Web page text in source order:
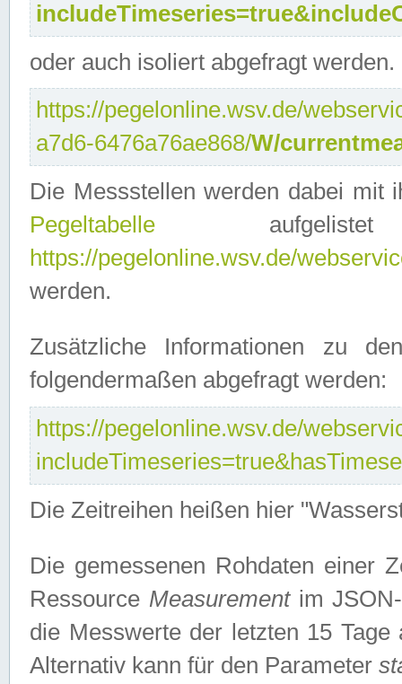
oder auch isoliert abgefragt werden.
https://pegelonline.wsv.de/
a7d6-6476a76ae868/W/
Die Messstellen werden dabei mit
Pegeltabelle
https://pegelonline.wsv.de/
werden.
Zusätzliche Informationen zu
folgendermaßen abgefragt werden:
https://pegelonline.wsv.de/
Die Zeitreihen heißen hier
Die gemessenen Rohdaten einer
Ressource Measurementim JSON-
die Messwerte der letzten 15
Alternativ kann für den Parameter